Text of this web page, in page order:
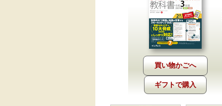
ギフトで購入